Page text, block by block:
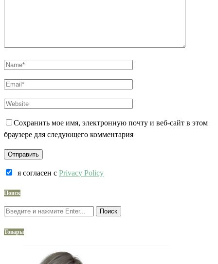
Сохранить мое имя, электронную почту и веб-сайт в этом
браузере для следующего комментария
я согласен c Privacy Policy
Поиск
Поиск
Товары